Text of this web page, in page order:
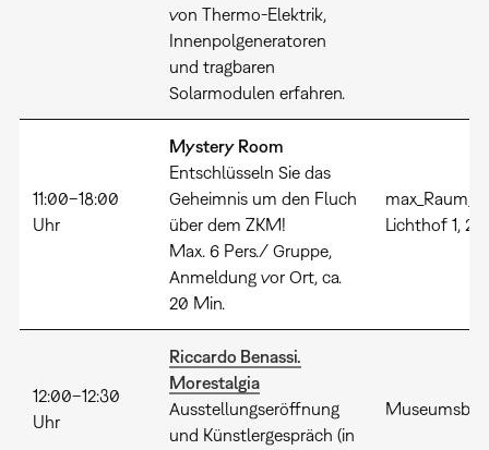
von Thermo-Elektrik,
Innenpolgeneratoren
und tragbaren
Solarmodulen erfahren.
11:00–18:00
Uhr
Mystery Room
Entschlüsseln Sie das
Geheimnis um den Fluch
über dem ZKM!
Max. 6 Pers./ Gruppe,
Anmeldung vor Ort, ca.
20 Min.
max_Raum,
Lichthof 1, 2.
12:00–12:30
Uhr
Riccardo Benassi.
Morestalgia
Ausstellungseröffnung
und Künstlergespräch (in